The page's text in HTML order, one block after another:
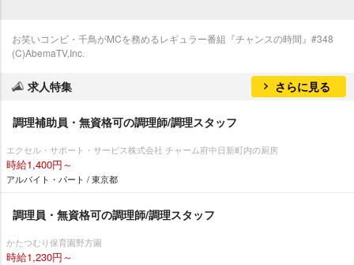
お笑いコンビ・千鳥がMCを務めるレギュラー番組『チャンスの時間』#348
(C)AbemaTV,Inc.
求人特集 さらに見る
調理補助員・無資格可の調理師/調理スタッフ
エクセル・サポート・サービス株式会社 チャーム府中日新町内の厨房
時給1,400円～
アルバイト・パート / 東京都
調理員・無資格可の調理師/調理スタッフ
かたつむり保育園野方園
時給1,230円～